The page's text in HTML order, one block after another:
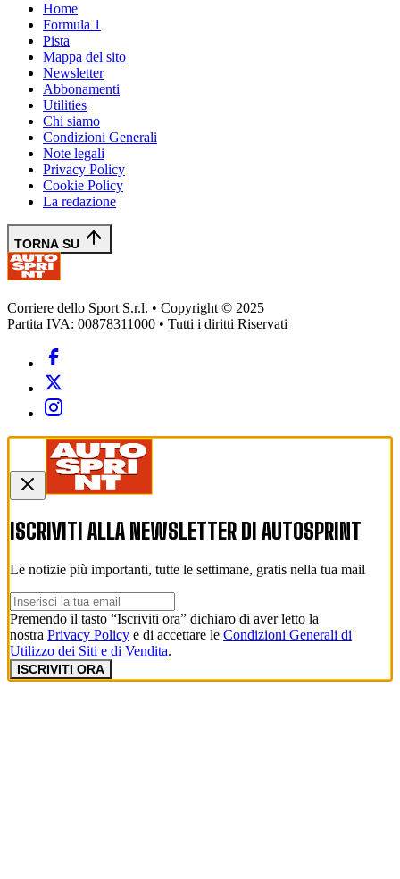
Home
Formula 1
Pista
Mappa del sito
Newsletter
Abbonamenti
Utilities
Chi siamo
Condizioni Generali
Note legali
Privacy Policy
Cookie Policy
La redazione
TORNA SU
Corriere dello Sport S.r.l. • Copyright © 2025
Partita IVA: 00878311000 • Tutti i diritti Riservati
ISCRIVITI ALLA NEWSLETTER DI AUTOSPRINT
Le notizie più importanti, tutte le settimane, gratis nella tua mail
Premendo il tasto “Iscriviti ora” dichiaro di aver letto la
nostra Privacy Policy e di accettare le Condizioni Generali di
Utilizzo dei Siti e di Vendita.
ISCRIVITI ORA